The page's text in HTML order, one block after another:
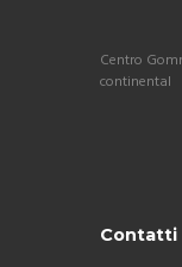
Centro
continental
Contatti